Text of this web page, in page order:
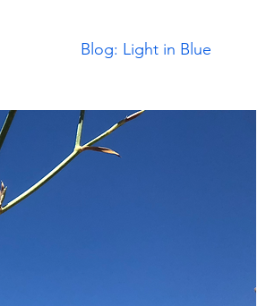
Blog: Light in Blue